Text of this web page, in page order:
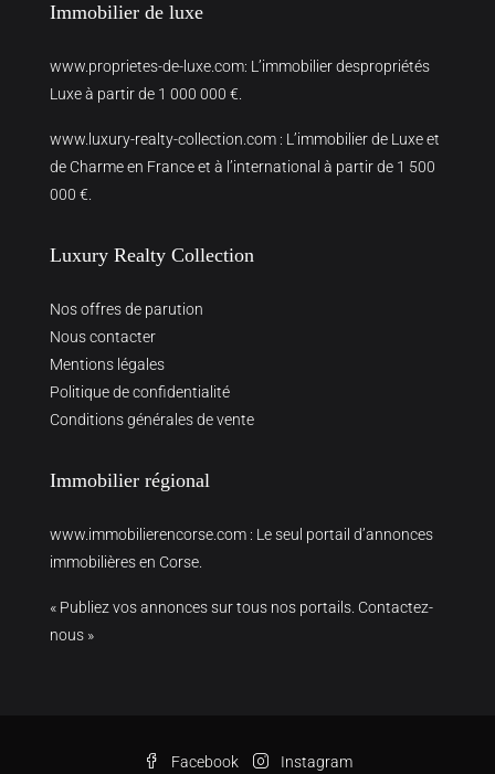
Immobilier de luxe
www.proprietes-de-luxe.com: L’immobilier despropriétés
Luxe à partir de 1 000 000 €.
www.luxury-realty-collection.com : L’immobilier de Luxe et
de Charme en France et à l’international à partir de 1 500
000 €.
Luxury Realty Collection
Nos offres de parution
Nous contacter
Mentions légales
Politique de confidentialité
Conditions générales de vente
Immobilier régional
www.immobilierencorse.com : Le seul portail d’annonces
immobilières en Corse.
« Publiez vos annonces sur tous nos portails. Contactez-
nous »
Facebook Instagram